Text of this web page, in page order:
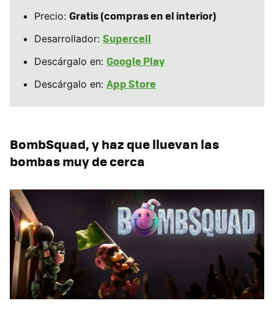
Precio: Gratis (compras en el interior)
Desarrollador: Supercell
Descárgalo en: Google Play
Descárgalo en: App Store
BombSquad, y haz que lluevan las
bombas muy de cerca